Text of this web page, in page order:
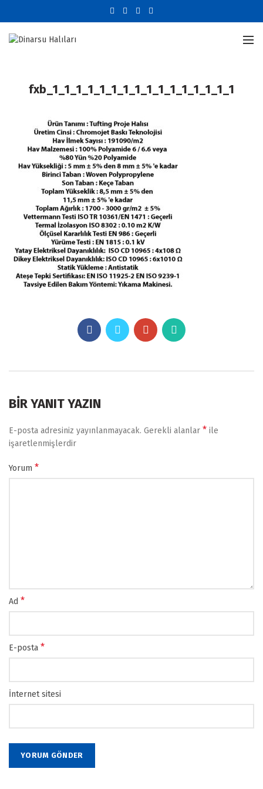
fxb_1_1_1_1_1_1_1_1_1_1_1_1_1_1_1_1
BIR YANIT YAZIN
E-posta adresiniz yayınlanmayacak. Gerekli alanlar * ile
işaretlenmişlerdir
Yorum *
Ad *
E-posta *
İnternet sitesi